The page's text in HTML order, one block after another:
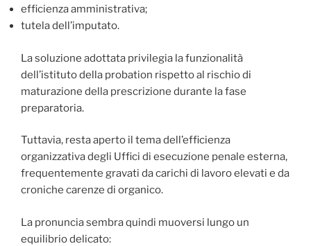
efficienza amministrativa;
tutela dell’imputato.
La soluzione adottata privilegia la funzionalità
dell’istituto della probation rispetto al rischio di
maturazione della prescrizione durante la fase
preparatoria.
Tuttavia, resta aperto il tema dell’efficienza
organizzativa degli Uffici di esecuzione penale esterna,
frequentemente gravati da carichi di lavoro elevati e da
croniche carenze di organico.
La pronuncia sembra quindi muoversi lungo un
equilibrio delicato: